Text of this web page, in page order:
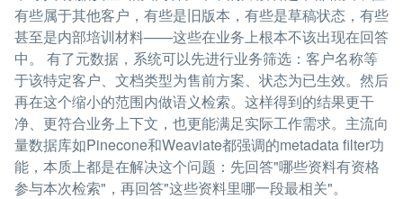
有些属于其他客户，有些是旧版本，有些是草稿状态，有些
甚至是内部培训材料——这些在业务上根本不该出现在回答
中。 有了元数据，系统可以先进行业务筛选：客户名称等
于该特定客户、文档类型为售前方案、状态为已生效。然后
再在这个缩小的范围内做语义检索。这样得到的结果更干
净、更符合业务上下文，也更能满足实际工作需求。主流向
量数据库如Pinecone和Weaviate都强调的metadata filter功
能，本质上都是在解决这个问题：先回答"哪些资料有资格
参与本次检索"，再回答"这些资料里哪一段最相关"。